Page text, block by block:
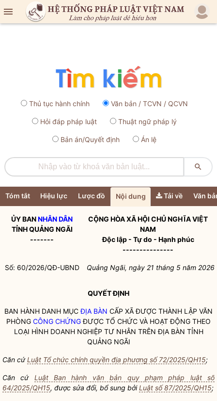

Thủ tục hành chính Văn bản / TCVN / QCVN
Hỏi đáp pháp luật Thuật ngữ pháp lý
Bản án/Quyết định Án lệ

Tóm tắt Hiệu lực Lược đồ Nội dung Tải về Văn
ỦY BANNHÂN DÂN
TỈNH QUẢNG NGÃI
-------
CỘNG HÒA XÃ HỘI CHỦ NGHĨA VIỆT
NAM
Độc lập - Tự do - Hạnh phúc
---------------
Số: 60/2026/QĐ-UBND Quảng Ngãi, ngày 21 tháng 5 năm 2026
QUYẾT ĐỊNH
BAN HÀNH DANH MỤCĐỊA BÀN CẤP XÃ ĐƯỢC THÀNH LẬP VĂN
PHÒNG CÔNG CHỨNGĐƯỢC TỔ CHỨC VÀ HOẠT ĐỘNG THEO
LOẠI HÌNH DOANH NGHIỆP TƯ NHÂN TRÊNĐỊA BÀN TỈNH
QUẢNG NGÃI
Căn cứLuật Tổ chức chính quyền địa phương số 72/2025/QH15;
Căn cứ Luật Ban hành văn bản quy phạm pháp luật số
64/2025/QH15, được sửa đổi, bổ sung bởiLuật số 87/2025/QH15;